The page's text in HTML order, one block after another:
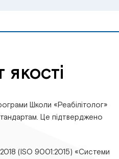
Школи «Реабілітолог»
Це підтверджено
(ISO 9001:2015) «Системи